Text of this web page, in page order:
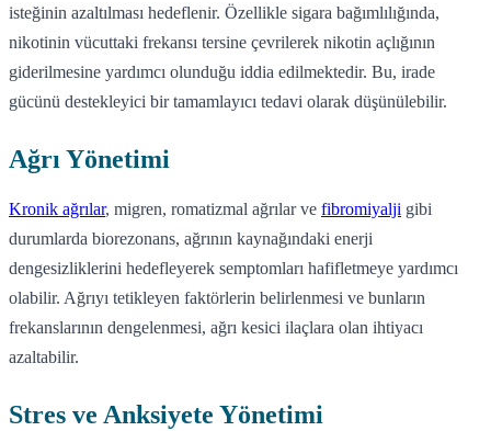
isteğinin azaltılması hedeflenir. Özellikle sigara bağımlılığında,
nikotinin vücuttaki frekansı tersine çevrilerek nikotin açlığının
giderilmesine yardımcı olunduğu iddia edilmektedir. Bu, irade
gücünü destekleyici bir tamamlayıcı tedavi olarak düşünülebilir.
Ağrı Yönetimi
Kronik ağrılar, migren, romatizmal ağrılar ve fibromiyalji gibi
durumlarda biorezonans, ağrının kaynağındaki enerji
dengesizliklerini hedefleyerek semptomları hafifletmeye yardımcı
olabilir. Ağrıyı tetikleyen faktörlerin belirlenmesi ve bunların
frekanslarının dengelenmesi, ağrı kesici ilaçlara olan ihtiyacı
azaltabilir.
Stres ve Anksiyete Yönetimi